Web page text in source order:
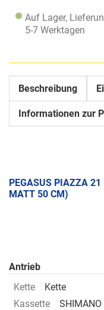
Auf Lager,
5-7 Werktagen
Beschreibung
Informationen zur
PEGASUS PIAZZA
MATT 50 CM)
Antrieb
Kette
Kette
Kassette